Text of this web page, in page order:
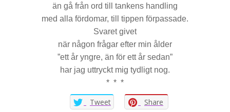
än gå från ord till tankens handling
med alla fördomar, till tippen förpassade.
Svaret givet
när någon frågar efter min ålder
”ett år yngre, än för ett år sedan”
har jag uttryckt mig tydligt nog.
* * *
Tweet Share